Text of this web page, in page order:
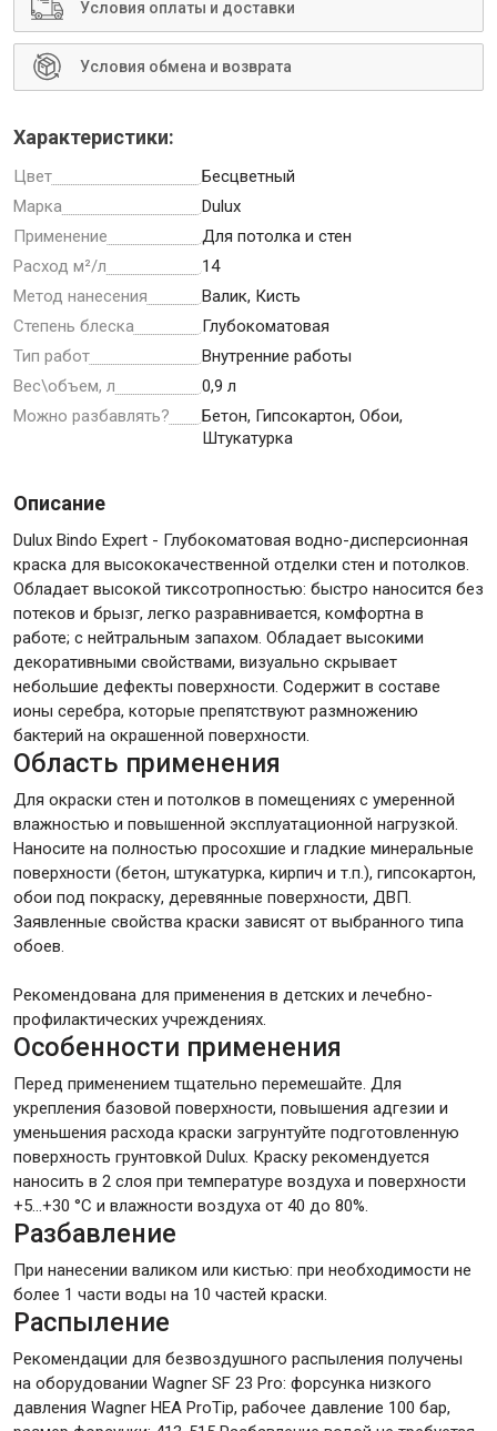
Условия оплаты и доставки
Условия обмена и возврата
Характеристики:
Цвет
Бесцветный
Марка
Dulux
Применение
Для потолка и стен
Расход м²/л
14
Метод нанесения
Валик, Кисть
Степень блеска
Глубокоматовая
Тип работ
Внутренние работы
Вес\объем, л
0,9 л
Можно разбавлять?
Бетон, Гипсокартон, Обои,
Штукатурка
Описание
Dulux Bindo Expert - Глубокоматовая водно-дисперсионная
краска для высококачественной отделки стен и потолков.
Обладает высокой тиксотропностью: быстро наносится без
потеков и брызг, легко разравнивается, комфортна в
работе; с нейтральным запахом. Обладает высокими
декоративными свойствами, визуально скрывает
небольшие дефекты поверхности. Содержит в составе
ионы серебра, которые препятствуют размножению
бактерий на окрашенной поверхности.
Область применения
Для окраски стен и потолков в помещениях с умеренной
влажностью и повышенной эксплуатационной нагрузкой.
Наносите на полностью просохшие и гладкие минеральные
поверхности (бетон, штукатурка, кирпич и т.п.), гипсокартон,
обои под покраску, деревянные поверхности, ДВП.
Заявленные свойства краски зависят от выбранного типа
обоев.
Рекомендована для применения в детских и лечебно-
профилактических учреждениях.
Особенности применения
Перед применением тщательно перемешайте. Для
укрепления базовой поверхности, повышения адгезии и
уменьшения расхода краски загрунтуйте подготовленную
поверхность грунтовкой Dulux. Краску рекомендуется
наносить в 2 слоя при температуре воздуха и поверхности
+5…+30 °С и влажности воздуха от 40 до 80%.
Разбавление
При нанесении валиком или кистью: при необходимости не
более 1 части воды на 10 частей краски.
Распыление
Рекомендации для безвоздушного распыления получены
на оборудовании Wagner SF 23 Pro: форсунка низкого
давления Wagner HEA ProTip, рабочее давление 100 бар,
Инструменты
Малярный инструмент
Пистолеты для ремонта
Ещё 2
Сантехника
Анкеры
Монтажные ленты
Канаты, шнуры
Всё для дома и сада
Товары для бани и сауны
Оборудование для клининга и уборки